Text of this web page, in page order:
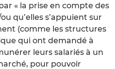
« la prise en compte des
qu’elles s’appuient sur
(comme les structures
qui ont demandé à
leurs salariés à un
pour pouvoir